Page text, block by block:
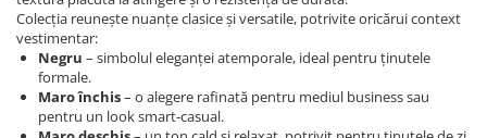
Colecția reunește nuanțe clasice și versatile, potrivite oricărui context
vestimentar:
Negru – simbolul eleganței atemporale, ideal pentru ținutele
formale.
Maro închis– o alegere rafinată pentru mediul business sau
pentru un look smart-casual.